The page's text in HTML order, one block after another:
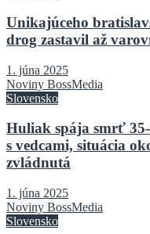
Unikajúceho
drog zastavil až
1. júna 2025
Noviny BossMedia
Slovensko
Huliak spája smrť 35-
s vedcami, situácia
zvládnutá
1. júna 2025
Noviny BossMedia
Slovensko